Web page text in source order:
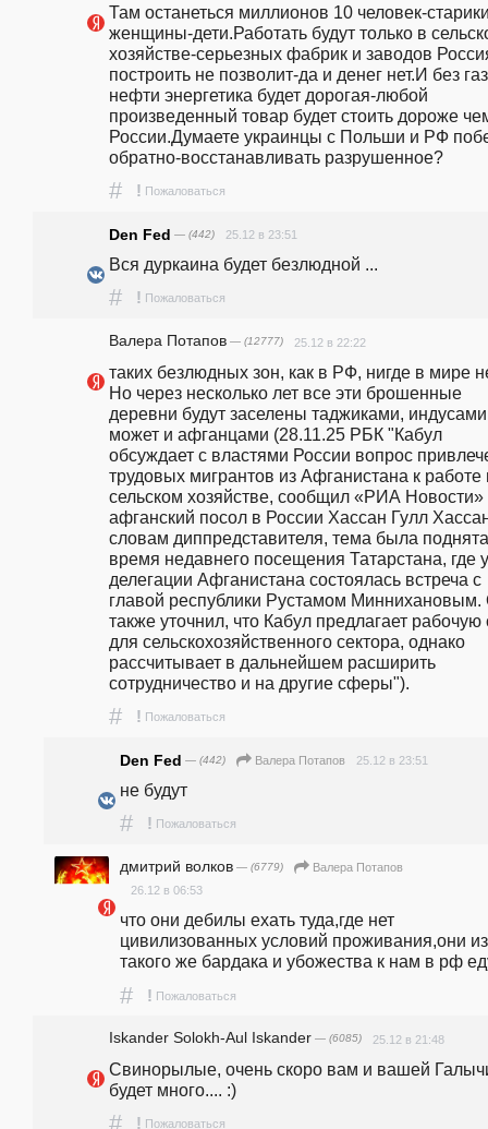
Там останеться миллионов 10 человек-
женщины-дети.Работать будут только в
хозяйстве-серьезных фабрик и заводов
построить не позволит-да и денег нет.И без
нефти энергетика будет дорогая-любой
произведенный товар будет стоить дороже
России.Думаете украинцы с Польши и РФ
обратно-восстанавливать разрушенное?
# ! Пожаловаться
Den Fed — (442) 25.12 в 23:51
Вся дуркаина будет безлюдной ...
# ! Пожаловаться
Валера Потапов — (12777) 25.12 в 22:22
таких безлюдных зон, как в РФ, нигде в мире
Но через несколько лет все эти брошенные
деревни будут заселены таджиками,
может и афганцами (28.11.25 РБК "Кабул
обсуждает с властями России вопрос
трудовых мигрантов из Афганистана к работе
сельском хозяйстве, сообщил «РИА Новости»
афганский посол в России Хассан Гулл
словам диппредставителя, тема была
время недавнего посещения Татарстана, где у
делегации Афганистана состоялась встреча с
главой республики Рустамом Миннихановым.
также уточнил, что Кабул предлагает рабочую
для сельскохозяйственного сектора, однако
рассчитывает в дальнейшем расширить
сотрудничество и на другие сферы").
# ! Пожаловаться
Den Fed — (442) Валера Потапов 25.12 в 23:51
не будут
# ! Пожаловаться
дмитрий волков — (6779)
Валера Потапов
26.12 в 06:53
что они дебилы ехать туда,где нет
цивилизованных условий проживания,они из
такого же бардака и убожества к нам в рф
# ! Пожаловаться
Iskander Solokh-Aul Iskander — (6085) 25.12 в 21:48
Свинорылые, очень скоро вам и вашей
будет много.... :)
# ! Пожаловаться